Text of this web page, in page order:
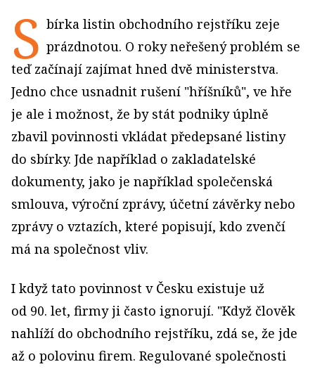
S bírka listin obchodního rejstříku zeje
prázdnotou. O roky neřešený problém se
teď začínají zajímat hned dvě ministerstva.
Jedno chce usnadnit rušení "hříšníků", ve hře
je ale i možnost, že by stát podniky úplně
zbavil povinnosti vkládat předepsané listiny
do sbírky. Jde například o zakladatelské
dokumenty, jako je například společenská
smlouva, výroční zprávy, účetní závěrky nebo
zprávy o vztazích, které popisují, kdo zvenčí
má na společnost vliv.
I když tato povinnost v Česku existuje už
od 90. let, firmy ji často ignorují. "Když člověk
nahlíží do obchodního rejstříku, zdá se, že jde
až o polovinu firem. Regulované společnosti